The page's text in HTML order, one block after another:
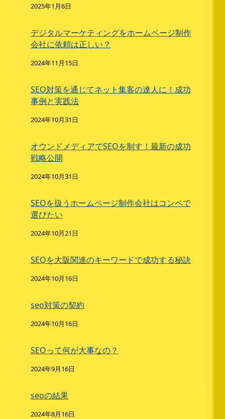
2025年1月6日
デジタルマーケティングをホームページ制作
会社に依頼は正しい？
2024年11月15日
SEO対策を通じてネット集客の達人に！成功
事例と実践法
2024年10月31日
オウンドメディアでSEOを制す！最新の成功
戦略公開
2024年10月31日
SEOを扱うホームページ制作会社はコンペで
選びたい
2024年10月21日
SEOを大阪関連のキーワードで成功する秘訣
2024年10月16日
seo対策の契約
2024年10月16日
SEOって何が大事なの？
2024年9月16日
seoの結果
2024年8月16日